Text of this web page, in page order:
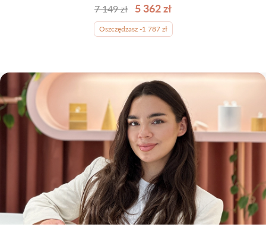
7 149 zł 5 362 zł
Oszczędzasz -1 787 zł